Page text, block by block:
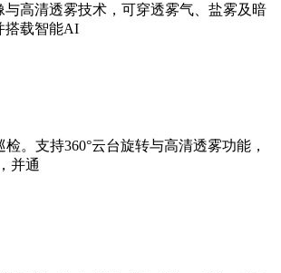
高清透雾技术，可穿透雾气、盐雾及暗
搭载智能AI
。支持360°云台旋转与高清透雾功能，
并通